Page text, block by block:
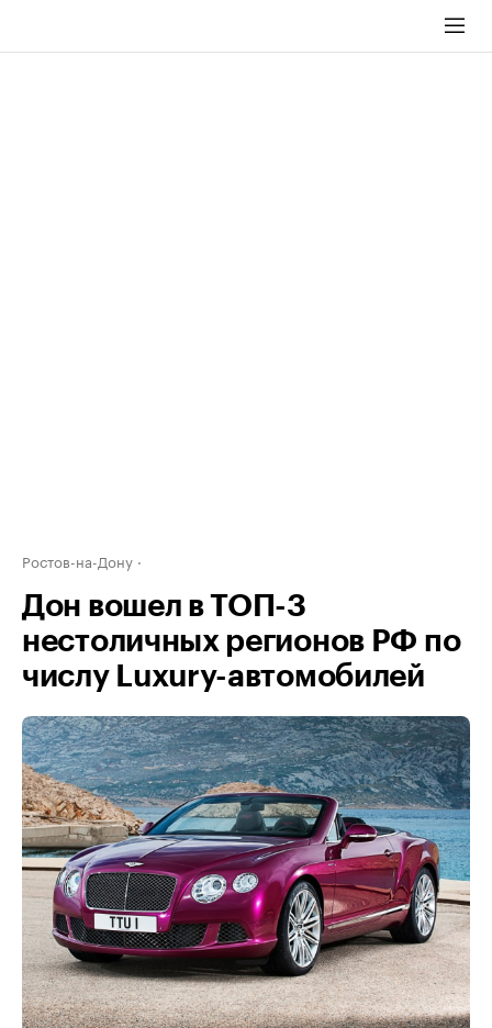
Ростов-на-Дону
Дон вошел в ТОП-3
нестоличных регионов РФ по
числу Luxury-автомобилей